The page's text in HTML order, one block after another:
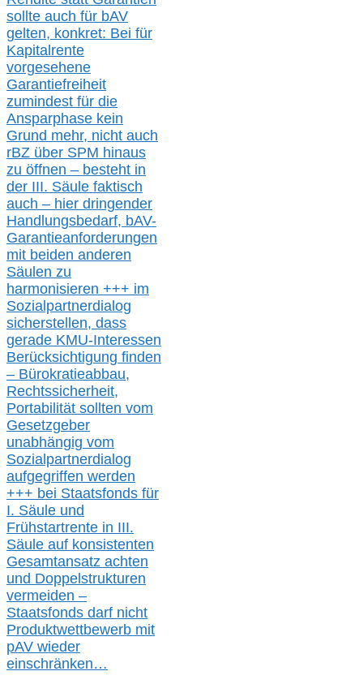
sollte auch für bAV
gelten, konkret: Bei für
Kapitalrente
vorgesehene
Garantiefreiheit
zumindest für die
Ansparphase kein
Grund mehr, nicht auch
rBZ über SPM hinaus
zu öffnen – besteht in
der III. Säule faktisch
auch – hier dringender
Handlungsbedarf, bAV-
Garantieanforderungen
mit beiden anderen
Säulen zu
harmonisieren +++ im
Sozialpartnerdialog
sicherstellen, dass
gerade KMU-Interessen
Berücksichtigung finden
– Bürokratieabbau,
Rechtssicherheit,
Portabilität sollten vom
Gesetzgeber
unabhängig vom
Sozialpartnerdialog
aufgegriffen werden
+++ bei Staatsfonds für
I. Säule und
Frühstartrente in III.
Säule auf konsistenten
Gesamtansatz achten
und Doppelstrukturen
vermeiden –
Staatsfonds darf nicht
Produktwettbewerb mit
pAV wieder
einschränken…